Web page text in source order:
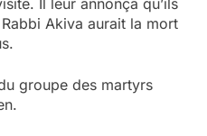
Il leur annonça qu’ils
Akiva aurait la mort
groupe des martyrs